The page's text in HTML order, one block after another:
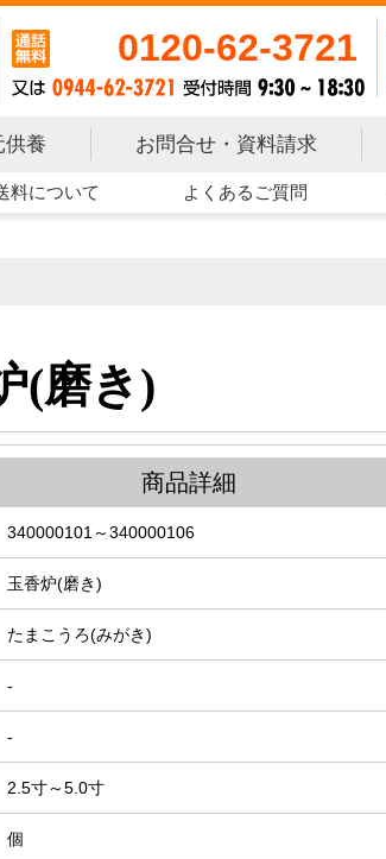
0120-62-3721
供養 お問合せ・資料請求
料について よくあるご質問
(磨き)
商品詳細
340000101～340000106
玉香炉(磨き)
たまこうろ(みがき)
-
-
2.5寸～5.0寸
個